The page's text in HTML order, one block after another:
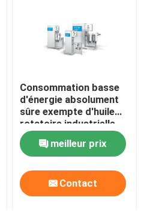
Consommation basse
d'énergie absolument
sûre exempte d'huile
rotatoire industrielle
de compresseur
meilleur prix
Contact